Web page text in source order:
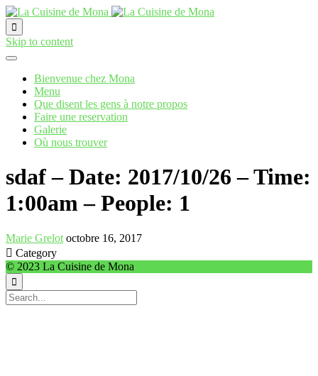

Skip to content
Bienvenue chez Mona
Menu
Que disent les gens à notre propos
Faire une reservation
Galerie
Où nous trouver
sdaf – Date: 2017/10/26 – Time:
1:00am – People: 1
Marie Grelot octobre 16, 2017
 Category
© 2023 La Cuisine de Mona
